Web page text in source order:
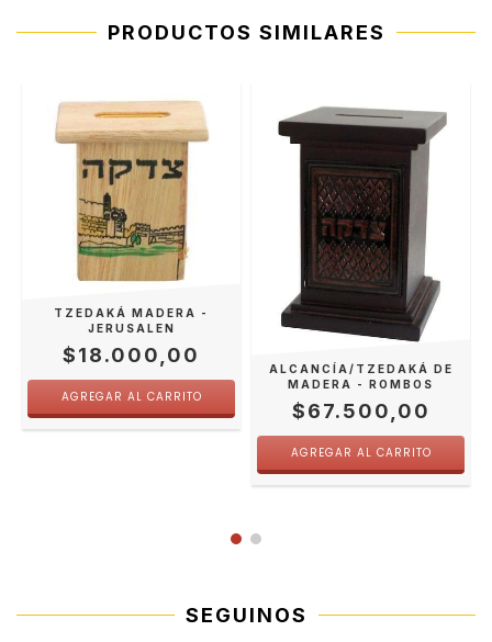
PRODUCTOS SIMILARES
TZEDAKÁ MADERA -
JERUSALEN
$18.000,00
ALCANCÍA/TZEDAKÁ DE
MADERA - ROMBOS
$67.500,00
SEGUINOS